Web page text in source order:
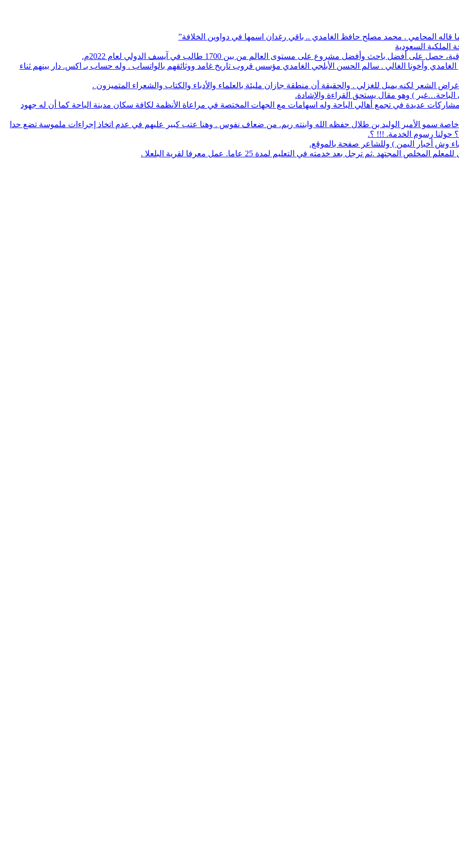
قاله المحامي . محمد مصلح حافظ الغامدي .. باقي رغدان اسمها في دواوين الخلافة”
الملكية السعودية
باحث وأفضل مشروع على مستوى العالم من بين 1700 طالب في آيسف الدولي لعام 2022م.
وأخونا الغالي . سالم الحسن الأبلجي الغامدي مؤسس قروب تاريخ غامد ووثائقهم بالواتساب . وله حساب بـ اكس. دار بينهم ثناء
الشعر لكنه يميل للغزلي . والحقيقة أن منطقة جازان مليئة بالعلماء والأدباء والكتاب والشعراء المتميزون .
الباحة…غير ) وهو مقال يستحق القراءة والإشادة.
مشاركات عديدة في تجمع أهالي الباحة وله اسهامات مع الجهات المختصة في مراعاة الأنظمة لكافة سكان مدينة الباحة كما أن له جهود
سمو الأمير الوليد بن طلال حفظه الله وابنته ريم. من ضعاف نفوس . وهنا عتب كبير عليهم في عدم اتخاذ إجراءات ملموسة تضع حدا
حولنا رسوم الخدمة. !!! ؟.
وش أخبار اليمن ) وللشاعر صفحة بالموقع.
.ثم ترجل بعد خدمته في التعليم لمدة 25 عاما. عمل معرفا لقرية البلعلا .